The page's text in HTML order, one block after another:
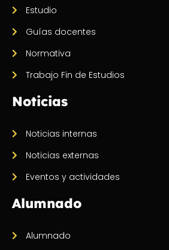
Estudio
Guías docentes
Normativa
Trabajo Fin de Estudios
Noticias
Noticias internas
Noticias externas
Eventos y actividades
Alumnado
Alumnado